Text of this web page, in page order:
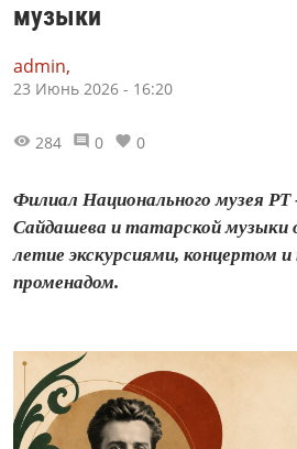
музыки
admin,
23 Июнь 2026 - 16:20
284 0 0
Филиал Национального музея РТ
Сайдашева и татарской
летие экскурсиями, концертом
променадом.